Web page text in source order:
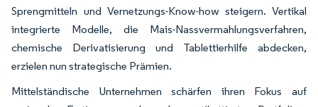
Sprengmitteln und Vernetzungs-Know-how steigern. Vertikal
integrierte Modelle, die Mais-Nassvermahlungsverfahren,
chemische Derivatisierung und Tablettierhilfe abdecken,
erzielen nun strategische Prämien.
Mittelständische Unternehmen schärfen ihren Fokus auf